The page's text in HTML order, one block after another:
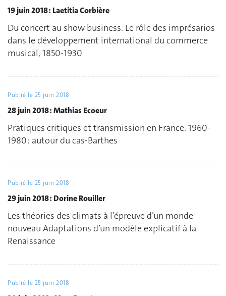
19 juin 2018 : Laetitia Corbière
Du concert au show business. Le rôle des imprésarios
dans le développement international du commerce
musical, 1850-1930
Publié le 25 juin 2018
28 juin 2018 : Mathias Ecoeur
Pratiques critiques et transmission en France. 1960-
1980 : autour du cas-Barthes
Publié le 25 juin 2018
29 juin 2018 : Dorine Rouiller
Les théories des climats à l’épreuve d’un monde
nouveau Adaptations d’un modèle explicatif à la
Renaissance
Publié le 25 juin 2018